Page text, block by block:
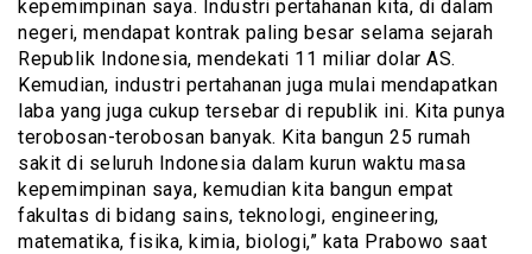
kepemimpinan saya. Industri pertahanan kita, di dalam
negeri, mendapat kontrak paling besar selama sejarah
Republik Indonesia, mendekati 11 miliar dolar AS.
Kemudian, industri pertahanan juga mulai mendapatkan
laba yang juga cukup tersebar di republik ini. Kita punya
terobosan-terobosan banyak. Kita bangun 25 rumah
sakit di seluruh Indonesia dalam kurun waktu masa
kepemimpinan saya, kemudian kita bangun empat
fakultas di bidang sains, teknologi, engineering,
matematika, fisika, kimia, biologi,” kata Prabowo saat